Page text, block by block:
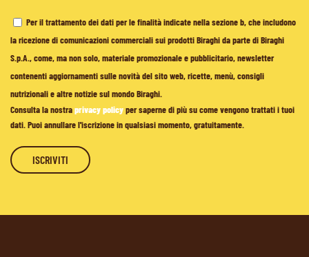
Per il trattamento dei dati per le finalità indicate nella sezione b, che includono
la ricezione di comunicazioni commerciali sui prodotti Biraghi da parte di Biraghi
S.p.A., come, ma non solo, materiale promozionale e pubblicitario, newsletter
contenenti aggiornamenti sulle novità del sito web, ricette, menù, consigli
nutrizionali e altre notizie sul mondo Biraghi.
Consulta la nostraprivacy policyper saperne di più su come vengono trattati i tuoi
dati. Puoi annullare l'iscrizione in qualsiasi momento, gratuitamente.